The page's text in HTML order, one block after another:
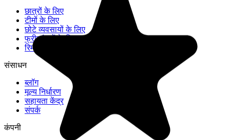
छात्रों के लिए
टीमों के लिए
छोटे व्यवसायों के लिए
फ्रीलांसरों के लिए
रिमोट वर्कर्स के लिए
संसाधन
ब्लॉग
मूल्य निर्धारण
सहायता केंद्र
संपर्क
कंपनी